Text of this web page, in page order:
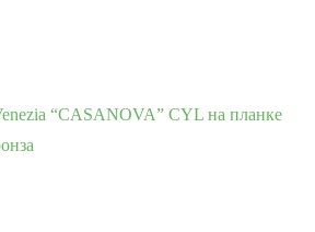
“CASANOVA” CYL на планке